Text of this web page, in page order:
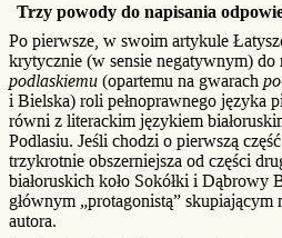
Trzy powody do napisania
Po pierwsze, w swoim artykule
krytycznie (w sensie negatywnym) do
podlaskiemu (opartemu na gwarach
i Bielska) roli pełnoprawnego języka
równi z literackim językiem
Podlasiu. Jeśli chodzi o pierwszą
trzykrotnie obszerniejsza od części
białoruskich koło Sokółki i Dąbrowy
głównym „protagonistą”
autora.